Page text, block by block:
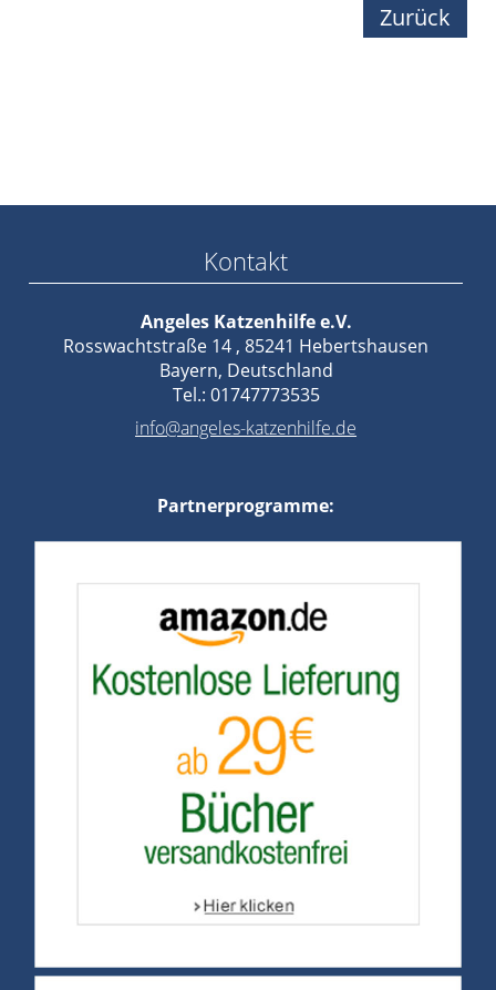
Zurück
Kontakt
Angeles Katzenhilfe e.V.
Rosswachtstraße 14 , 85241 Hebertshausen
Bayern, Deutschland
Tel.: 01747773535
info@angeles-katzenhilfe.de
Partnerprogramme: